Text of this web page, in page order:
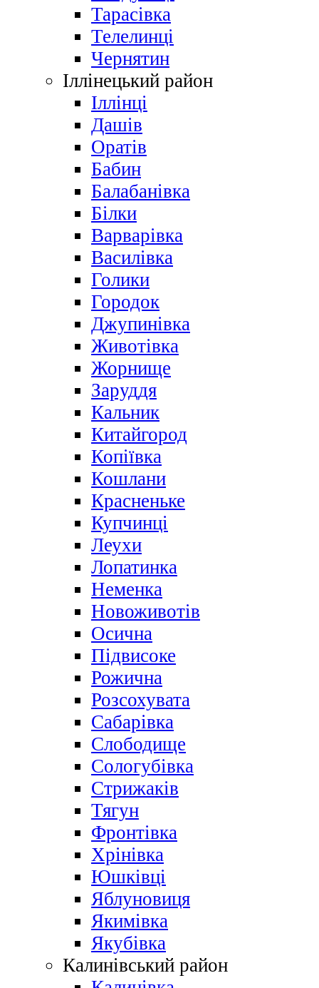
Тарасівка
Телелинці
Чернятин
Іллінецький район
Іллінці
Дашів
Оратів
Бабин
Балабанівка
Білки
Варварівка
Василівка
Голики
Городок
Джупинівка
Животівка
Жорнище
Заруддя
Кальник
Китайгород
Копіївка
Кошлани
Красненьке
Купчинці
Леухи
Лопатинка
Неменка
Новоживотів
Осична
Підвисоке
Рожична
Розсохувата
Сабарівка
Слободище
Сологубівка
Стрижаків
Тягун
Фронтівка
Хрінівка
Юшківці
Яблуновиця
Якимівка
Якубівка
Калинівський район